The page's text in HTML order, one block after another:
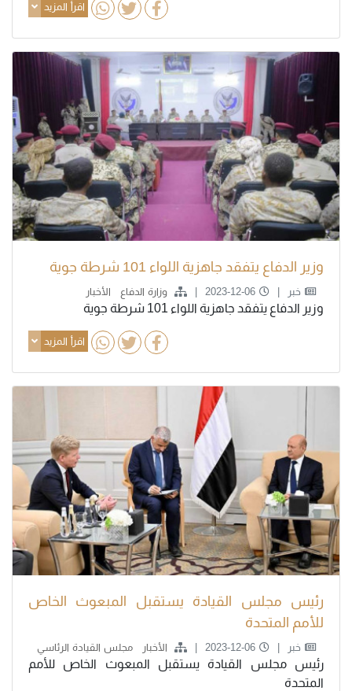
اقرأ المزيد
وزير الدفاع يتفقد جاهزية اللواء 101 شرطة جوية
خبر 2023-12-06 وزارة الدفاع الأخبار
وزير الدفاع يتفقد جاهزية اللواء 101 شرطة جوية
اقرأ المزيد
رئيس مجلس القيادة يستقبل المبعوث الخاص
للأمم المتحدة
خبر 2023-12-06 الأخبار مجلس القيادة الرئاسي
رئيس مجلس القيادة يستقبل المبعوث الخاص للأمم
المتحدة